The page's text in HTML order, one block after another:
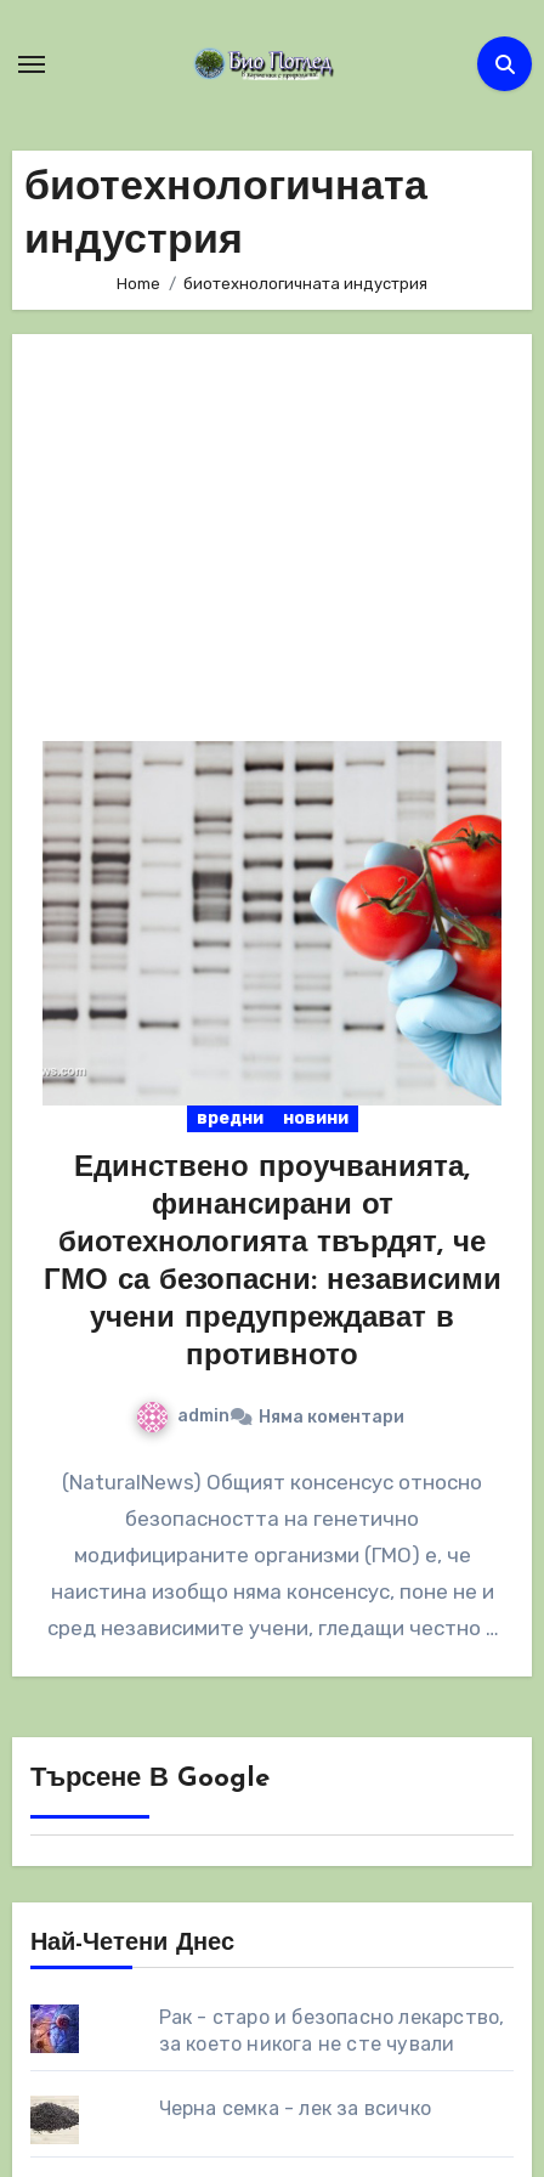
биотехнологичната
индустрия
Home биотехнологичната индустрия
вредни новини
Единствено проучванията,
финансирани от
биотехнологията твърдят, че
ГМО са безопасни: независими
учени предупреждават в
противното
admin Няма коментари
(NaturalNews) Общият консенсус относно
безопасността на генетично
модифицираните организми (ГМО) е, че
наистина изобщо няма консенсус, поне не и
сред независимите учени, гледащи честно и
Търсене В Google
Най-Четени Днес
Рак - старо и безопасно лекарство,
за което никога не сте чували
Черна семка - лек за всичко